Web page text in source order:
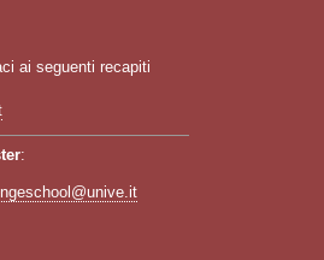
ai seguenti recapiti
: